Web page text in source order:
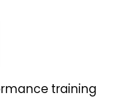
training